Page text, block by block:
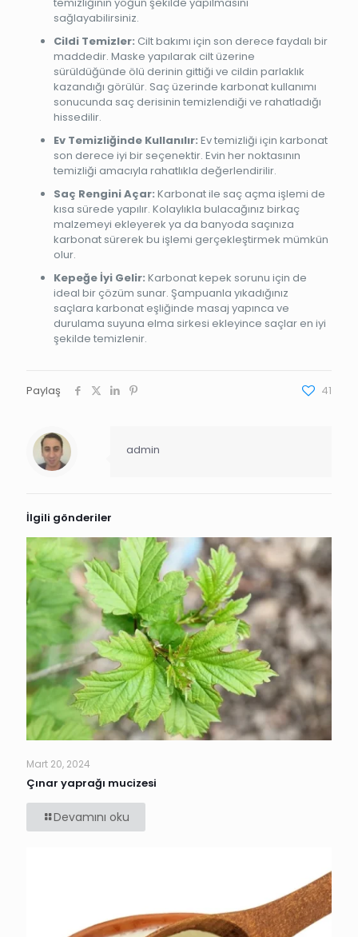
sağlayabilirsiniz.
Cildi Temizler: Cilt bakımı için son derece faydalı bir
maddedir. Maske yapılarak cilt üzerine
sürüldüğünde ölü derinin gittiği ve cildin parlaklık
kazandığı görülür. Saç üzerinde karbonat kullanımı
sonucunda saç derisinin temizlendiği ve rahatladığı
hissedilir.
Ev Temizliğinde Kullanılır: Ev temizliği için karbonat
son derece iyi bir seçenektir. Evin her noktasının
temizliği amacıyla rahatlıkla değerlendirilir.
Saç Rengini Açar: Karbonat ile saç açma işlemi de
kısa sürede yapılır. Kolaylıkla bulacağınız birkaç
malzemeyi ekleyerek ya da banyoda saçınıza
karbonat sürerek bu işlemi gerçekleştirmek mümkün
olur.
Kepeğe İyi Gelir: Karbonat kepek sorunu için de
ideal bir çözüm sunar. Şampuanla yıkadığınız
saçlara karbonat eşliğinde masaj yapınca ve
durulama suyuna elma sirkesi ekleyince saçlar en iyi
şekilde temizlenir.
Paylaş 41
admin
İlgili gönderiler
Mart 20, 2024
Çınar yaprağı mucizesi
Devamını oku